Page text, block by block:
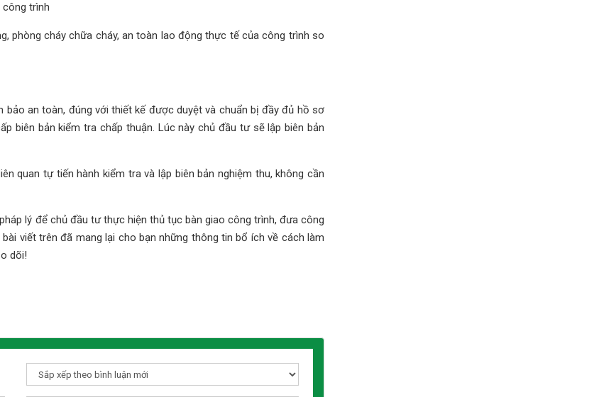
trình
phòng cháy chữa cháy, an toàn lao động thực tế của công trình so
an toàn, đúng với thiết kế được duyệt và chuẩn bị đầy đủ hồ sơ
biên bản kiểm tra chấp thuận. Lúc này chủ đầu tư sẽ lập biên bản
quan tự tiến hành kiểm tra và lập biên bản nghiệm thu, không cần
lý để chủ đầu tư thực hiện thủ tục bàn giao công trình, đưa công
viết trên đã mang lại cho bạn những thông tin bổ ích về cách làm
dõi!